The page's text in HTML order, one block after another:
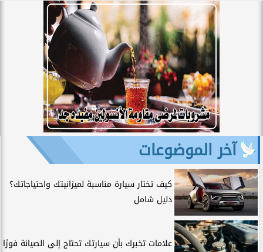
آخر الموضوعات
كيف تختار سيارة مناسبة لميزانيتك واحتياجاتك؟
دليل شامل
علامات تخبرك بأن سيارتك تحتاج إلى الصيانة فورًا